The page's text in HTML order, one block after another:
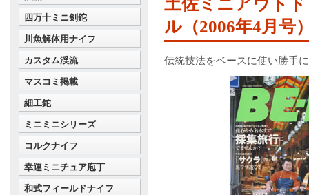
土佐ミニアウト
ル（2006年4月号
伝統技法をベースに使い勝手
四万十ミニ剣鉈
川魚解体用ナイフ
カスタム渓流
マスコミ掲載
細工鉈
ミニミニシリーズ
コルクナイフ
幸運ミニチュア庖丁
和式フィールドナイフ